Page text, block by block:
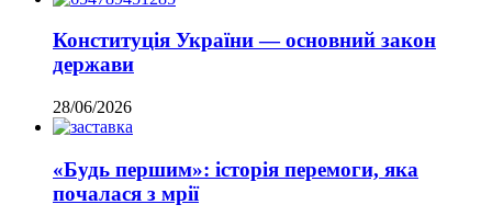
Конституція України — основний закон
держави
28/06/2026
«Будь першим»: історія перемоги, яка
почалася з мрії